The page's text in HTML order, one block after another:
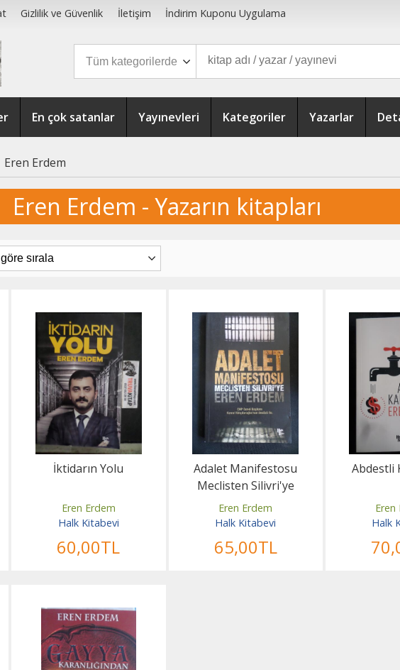
Gizlilik ve Güvenlik İletişim İndirim Kuponu Uygulama
En çok satanlar Yayınevleri Kategoriler Yazarlar
Eren Erdem
Eren Erdem - Yazarın kitapları
İktidarın Yolu
Eren Erdem
Halk Kitabevi
60,00TL
Adalet Manifestosu
Meclisten Silivri'ye
Eren Erdem
Halk Kitabevi
65,00TL
Abdestli
Eren
Halk
70